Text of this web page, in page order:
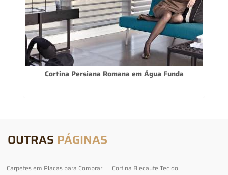
Cortina Persiana Romana em Água Funda
OUTRAS PÁGINAS
Carpetes em Placas para Comprar
Cortina Blecaute Tecido